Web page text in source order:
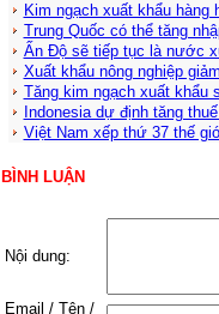
Kim ngạch xuất khẩu
Trung Quốc có thể tăng
Ấn Độ sẽ tiếp tục là nước
Xuất khẩu nông nghiệp
Tăng kim ngạch xuất khẩu
Indonesia dự định tăng
Việt Nam xếp thứ 37 thế
BÌNH LUẬN
Nội dung:
Email / Tên /